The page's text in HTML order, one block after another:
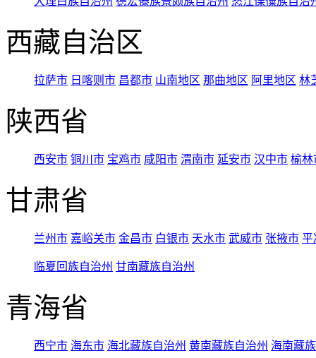
西藏自治区
拉萨市 日喀则市 昌都市 山南地区 那曲地区 阿里地区 林
陕西省
西安市 铜川市 宝鸡市 咸阳市 渭南市 延安市 汉中市 榆林
甘肃省
兰州市 嘉峪关市 金昌市 白银市 天水市 武威市 张掖市 平
临夏回族自治州 甘南藏族自治州
青海省
西宁市 海东市 海北藏族自治州 黄南藏族自治州 海南藏